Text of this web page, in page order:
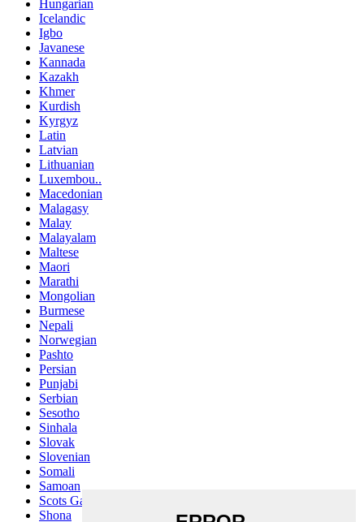
Hungarian
Icelandic
Igbo
Javanese
Kannada
Kazakh
Khmer
Kurdish
Kyrgyz
Latin
Latvian
Lithuanian
Luxembou..
Macedonian
Malagasy
Malay
Malayalam
Maltese
Maori
Marathi
Mongolian
Burmese
Nepali
Norwegian
Pashto
Persian
Punjabi
Serbian
Sesotho
Sinhala
Slovak
Slovenian
Somali
Samoan
Scots Gaelic
Shona